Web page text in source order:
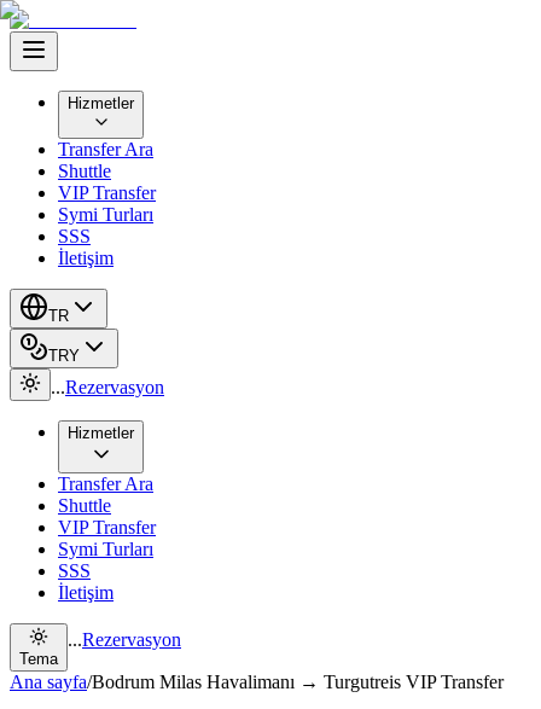
Hizmetler
Transfer Ara
Shuttle
VIP Transfer
Symi Turları
SSS
İletişim
TR
TRY
...Rezervasyon
Hizmetler
Transfer Ara
Shuttle
VIP Transfer
Symi Turları
SSS
İletişim
Tema
...Rezervasyon
Ana sayfa/Bodrum Milas Havalimanı → Turgutreis VIP Transfer